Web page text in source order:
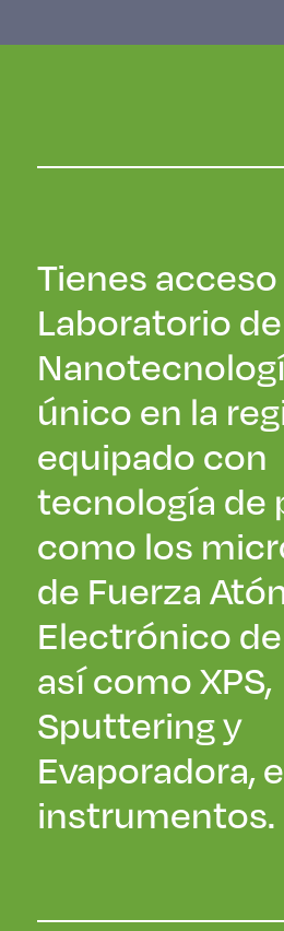
Tienes acceso
Laboratorio de
único en la
equipado con
tecnología de
como los
de Fuerza
Electrónico
así como XPS,
Sputtering y
Evaporadora,
instrumentos.